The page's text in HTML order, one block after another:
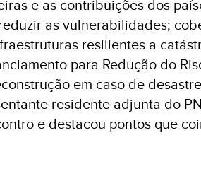
e as contribuições dos
as vulnerabilidades;
resilientes a
para Redução do
em caso de
residente adjunta do
e destacou pontos que